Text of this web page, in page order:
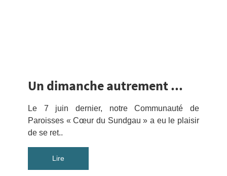
Un dimanche autrement ...
Le 7 juin dernier, notre Communauté de
Paroisses « Cœur du Sundgau » a eu le plaisir
de se ret..